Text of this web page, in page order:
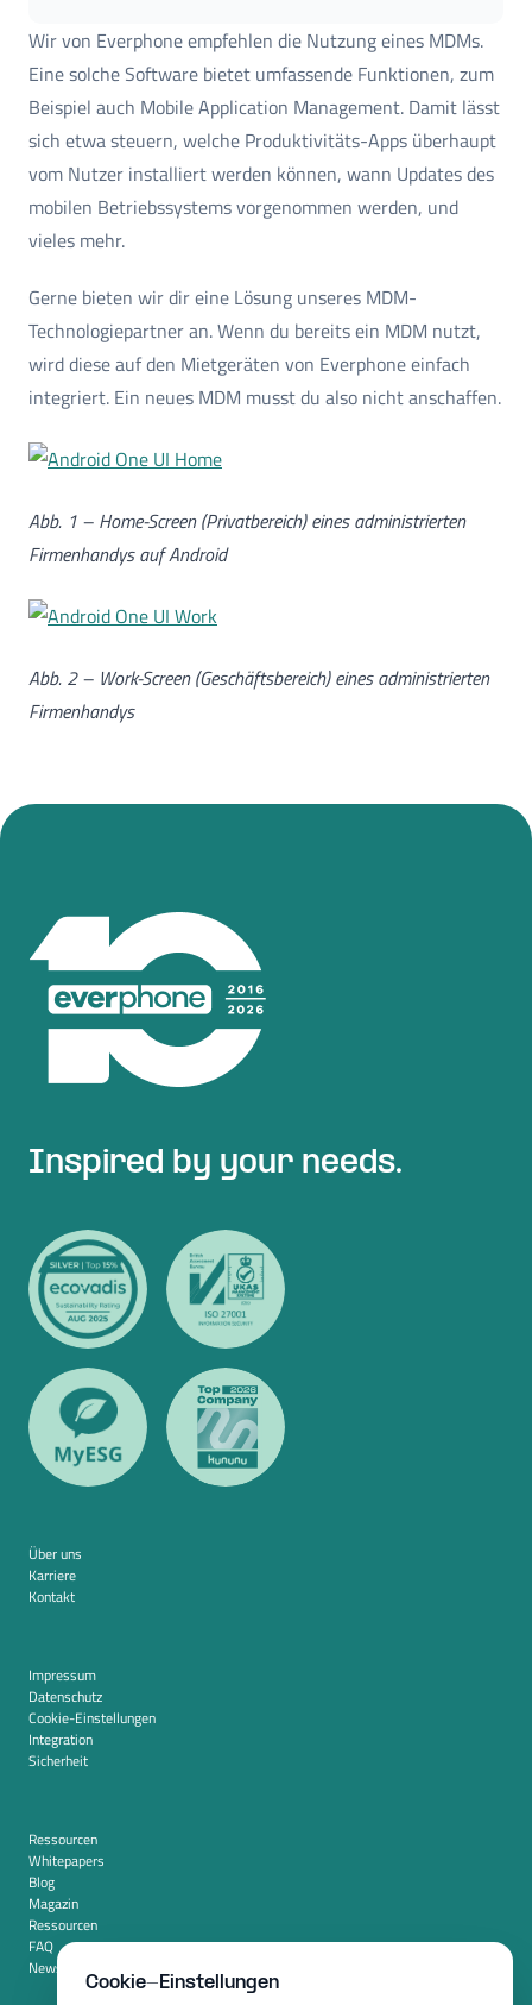
Wir von Everphone empfehlen die Nutzung eines MDMs.
Eine solche Software bietet umfassende Funktionen, zum
Beispiel auch Mobile Application Management. Damit lässt
sich etwa steuern, welche Produktivitäts-Apps überhaupt
vom Nutzer installiert werden können, wann Updates des
mobilen Betriebssystems vorgenommen werden, und
vieles mehr.
Gerne bieten wir dir eine Lösung unseres MDM-
Technologiepartner an. Wenn du bereits ein MDM nutzt,
wird diese auf den Mietgeräten von Everphone einfach
integriert. Ein neues MDM musst du also nicht anschaffen.
Abb. 1 – Home-Screen (Privatbereich) eines administrierten
Firmenhandys auf Android
Abb. 2 – Work-Screen (Geschäftsbereich) eines administrierten
Firmenhandys
Inspired by your needs.
Über uns
Karriere
Kontakt
Impressum
Datenschutz
Cookie-Einstellungen
Integration
Sicherheit
Ressourcen
Whitepapers
Blog
Magazin
Ressourcen
FAQ
Newsroom
Cookie-Einstellungen